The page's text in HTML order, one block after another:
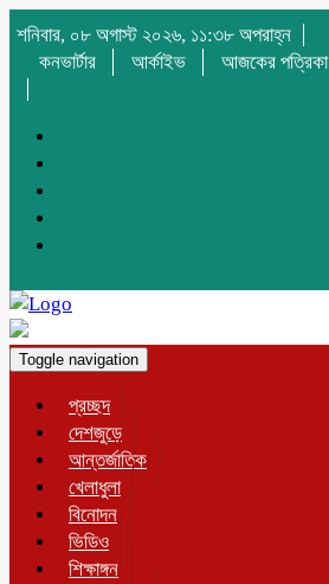
শনিবার, ০৮ অগাস্ট ২০২৬, ১১:৩৮ অপরাহ্ন
কনভার্টার
আর্কাইভ আজকের পত্রিকা
Toggle navigation
প্রচ্ছদ
দেশজুড়ে
আন্তর্জাতিক
খেলাধুলা
বিনোদন
ভিডিও
শিক্ষাঙ্গন